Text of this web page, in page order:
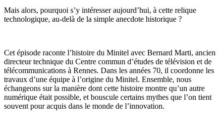
Mais alors, pourquoi s’y intéresser aujourd’hui, à cette relique
technologique, au-delà de la simple anecdote historique ?
Cet épisode raconte l’histoire du Minitel avec Bernard Marti, ancien
directeur technique du Centre commun d’études de télévision et de
télécommunications à Rennes. Dans les années 70, il coordonne les
travaux d’une équipe à l’origine du Minitel. Ensemble, nous
échangeons sur la manière dont cette histoire montre qu’un autre
numérique était possible, et bouscule certains mythes que l’on tient
souvent pour acquis dans le monde de l’innovation.